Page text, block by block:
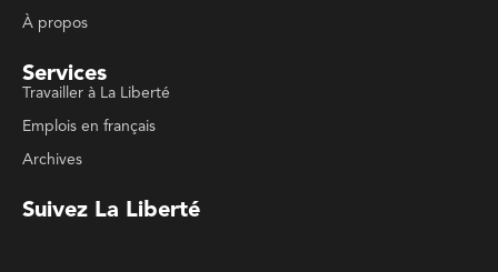
À propos
Services
Travailler à La Liberté
Emplois en français
Archives
Suivez La Liberté